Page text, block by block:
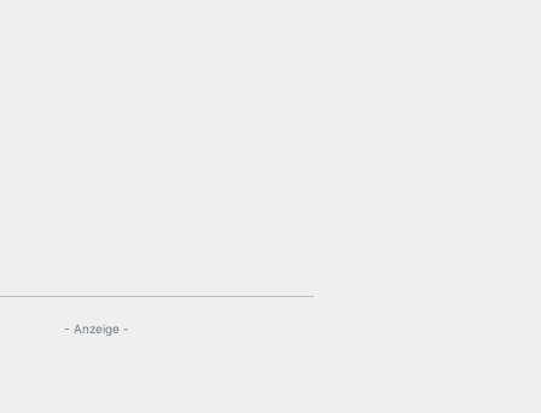
- Anzeige -